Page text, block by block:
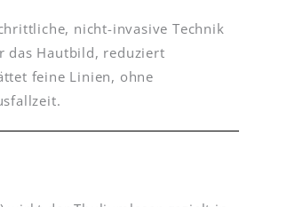
nicht-invasive Technik
das Hautbild, reduziert
feine Linien, ohne